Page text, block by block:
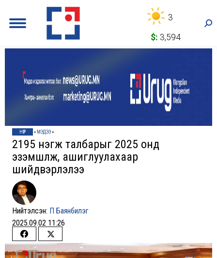
3
$: 3,594
НҮҮР » МЭДЭЭ»
2195 нэгж талбарыг 2025 онд
эзэмшүүлж, ашиглуулахаар
шийдвэрлэлээ
Нийтэлсэн: П Баянбилэг
2025.09.02 11:26
Share
on
Share
on